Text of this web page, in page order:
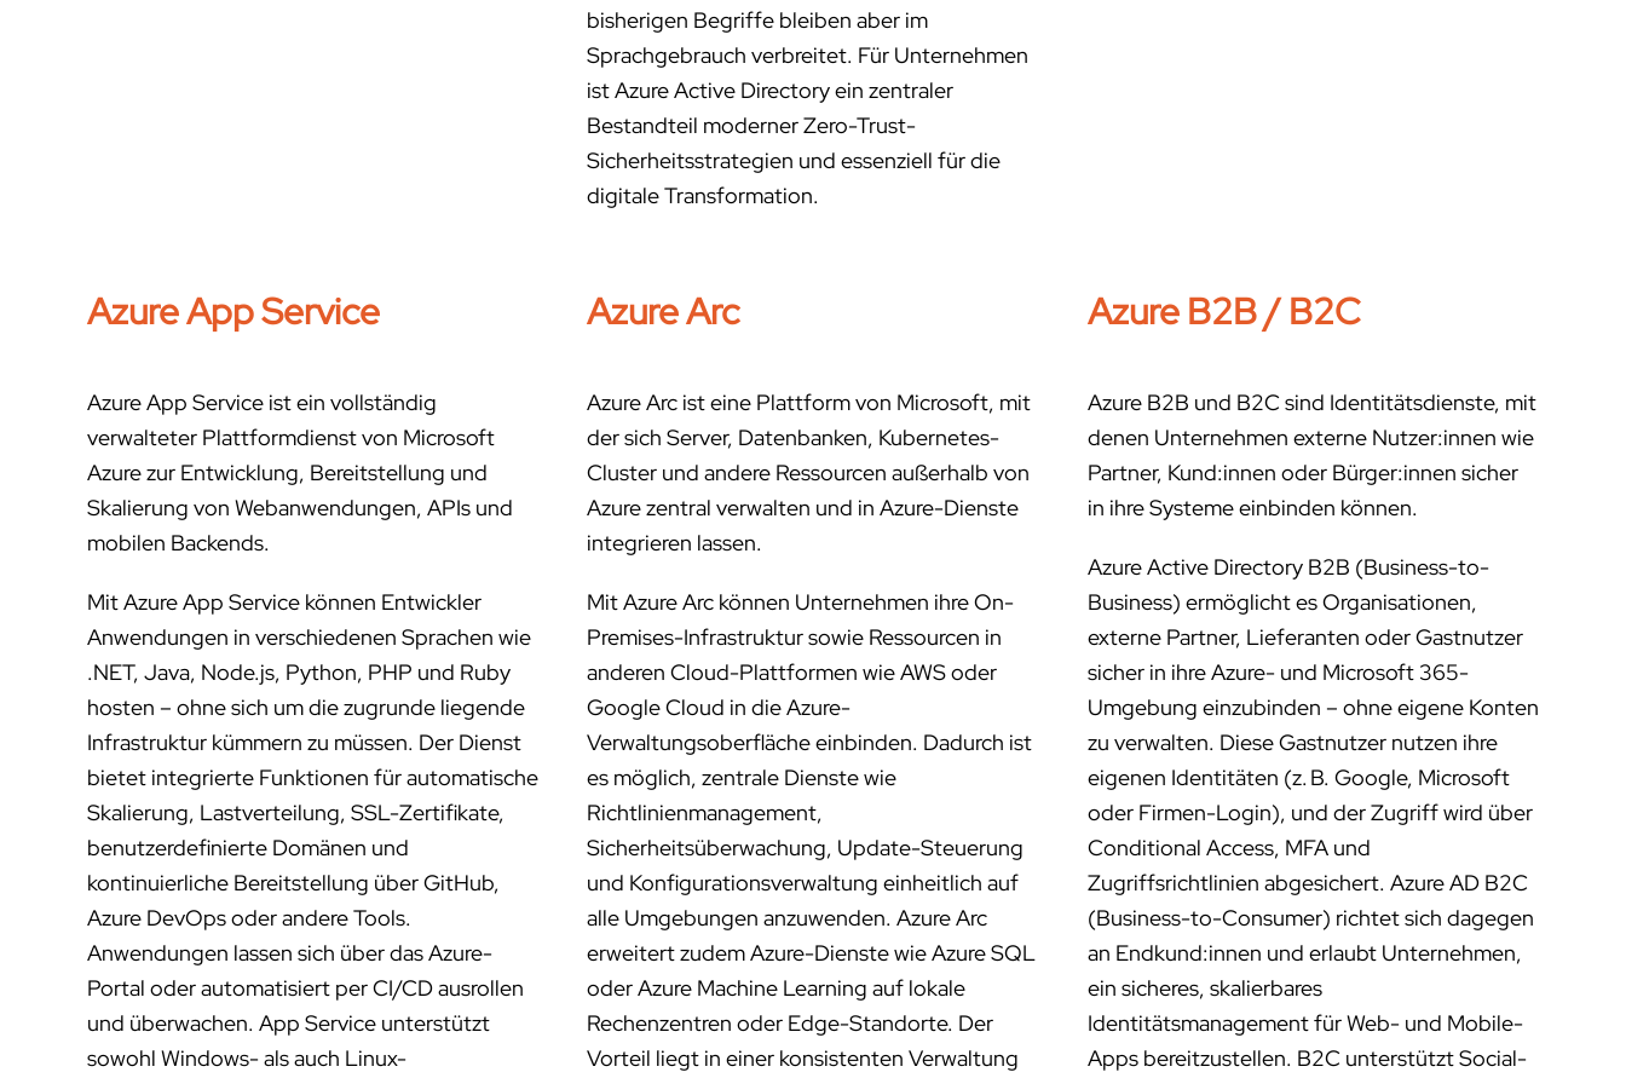
bisherigen Begriffe bleiben aber im
Sprachgebrauch verbreitet. Für Unternehmen
ist Azure Active Directory ein zentraler
Bestandteil moderner Zero-Trust-
Sicherheitsstrategien und essenziell für die
digitale Transformation.
Azure App Service
Azure App Service ist ein vollständig
verwalteter Plattformdienst von Microsoft
Azure zur Entwicklung, Bereitstellung und
Skalierung von Webanwendungen, APIs und
mobilen Backends.
Mit Azure App Service können Entwickler
Anwendungen in verschiedenen Sprachen wie
.NET, Java, Node.js, Python, PHP und Ruby
hosten – ohne sich um die zugrunde liegende
Infrastruktur kümmern zu müssen. Der Dienst
bietet integrierte Funktionen für automatische
Skalierung, Lastverteilung, SSL-Zertifikate,
benutzerdefinierte Domänen und
kontinuierliche Bereitstellung über GitHub,
Azure DevOps oder andere Tools.
Anwendungen lassen sich über das Azure-
Portal oder automatisiert per CI/CD ausrollen
und überwachen. App Service unterstützt
sowohl Windows- als auch Linux-
Azure Arc
Azure Arc ist eine Plattform von Microsoft, mit
der sich Server, Datenbanken, Kubernetes-
Cluster und andere Ressourcen außerhalb von
Azure zentral verwalten und in Azure-Dienste
integrieren lassen.
Mit Azure Arc können Unternehmen ihre On-
Premises-Infrastruktur sowie Ressourcen in
anderen Cloud-Plattformen wie AWS oder
Google Cloud in die Azure-
Verwaltungsoberfläche einbinden. Dadurch ist
es möglich, zentrale Dienste wie
Richtlinienmanagement,
Sicherheitsüberwachung, Update-Steuerung
und Konfigurationsverwaltung einheitlich auf
alle Umgebungen anzuwenden. Azure Arc
erweitert zudem Azure-Dienste wie Azure SQL
oder Azure Machine Learning auf lokale
Rechenzentren oder Edge-Standorte. Der
Vorteil liegt in einer konsistenten Verwaltung
Azure B2B / B2C
Azure B2B und B2C sind Identitätsdienste, mit
denen Unternehmen externe Nutzer:innen wie
Partner, Kund:innen oder Bürger:innen sicher
in ihre Systeme einbinden können.
Azure Active Directory B2B (Business-to-
Business) ermöglicht es Organisationen,
externe Partner, Lieferanten oder Gastnutzer
sicher in ihre Azure- und Microsoft 365-
Umgebung einzubinden – ohne eigene Konten
zu verwalten. Diese Gastnutzer nutzen ihre
eigenen Identitäten (z. B. Google, Microsoft
oder Firmen-Login), und der Zugriff wird über
Conditional Access, MFA und
Zugriffsrichtlinien abgesichert. Azure AD B2C
(Business-to-Consumer) richtet sich dagegen
an Endkund:innen und erlaubt Unternehmen,
ein sicheres, skalierbares
Identitätsmanagement für Web- und Mobile-
Apps bereitzustellen. B2C unterstützt Social-